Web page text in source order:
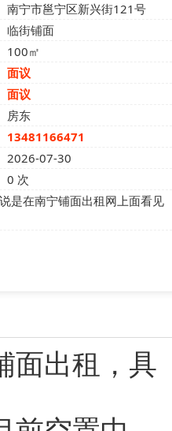
南宁市邕宁区新兴街121号
临街铺面
100㎡
面议
面议
房东
13481166471
2026-07-30
0 次
是在南宁铺面出租网上面看见
面出租，具